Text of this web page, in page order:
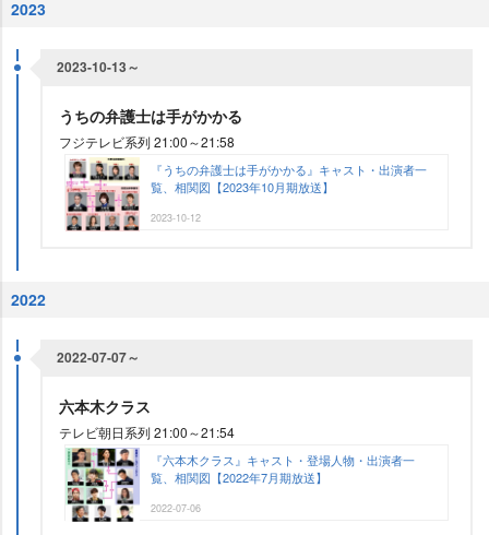
2023
2023-10-13～
うちの弁護士は手がかかる
フジテレビ系列 21:00～21:58
『うちの弁護士は手がかかる』キャスト・出演者一
覧、相関図【2023年10月期放送】
2023-10-12
2022
2022-07-07～
六本木クラス
テレビ朝日系列 21:00～21:54
『六本木クラス』キャスト・登場人物・出演者一
覧、相関図【2022年7月期放送】
2022-07-06